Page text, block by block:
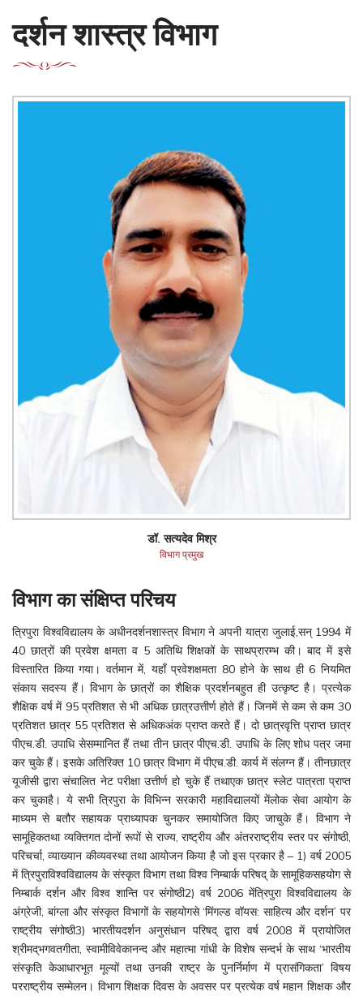
दर्शन शास्त्र विभाग
डॉ. सत्यदेव मिश्र
विभाग प्रमुख
विभाग का संक्षिप्त परिचय
त्रिपुरा विश्वविद्यालय के अधीनदर्शनशास्त्र विभाग ने अपनी यात्रा जुलाई,सन् 1994 में
40 छात्रों की प्रवेश क्षमता व 5 अतिथि शिक्षकों के साथप्रारम्भ की। बाद में इसे
विस्तारित किया गया। वर्तमान में, यहाँ प्रवेशक्षमता 80 होने के साथ ही 6 नियमित
संकाय सदस्य हैं। विभाग के छात्रों का शैक्षिक प्रदर्शनबहुत ही उत्कृष्ट है। प्रत्येक
शैक्षिक वर्ष में 95 प्रतिशत से भी अधिक छात्रउत्तीर्ण होते हैं। जिनमें से कम से कम 30
प्रतिशत छात्र 55 प्रतिशत से अधिकअंक प्राप्त करते हैं। दो छात्रवृत्ति प्राप्त छात्र
पीएच.डी. उपाधि सेसम्मानित हैं तथा तीन छात्र पीएच.डी. उपाधि के लिए शोध पत्र जमा
कर चुके हैं। इसके अतिरिक्त 10 छात्र विभाग में पीएच.डी. कार्य में संलग्न हैं। तीनछात्र
यूजीसी द्वारा संचालित नेट परीक्षा उत्तीर्ण हो चुके हैं तथाएक छात्र स्लेट पात्रता प्राप्त
कर चुकाहै। ये सभी त्रिपुरा के विभिन्न सरकारी महाविद्यालयों मेंलोक सेवा आयोग के
माध्यम से बतौर सहायक प्राध्यापक चुनकर समायोजित किए जाचुके हैं। विभाग ने
सामूहिकतथा व्यक्तिगत दोनों रूपों से राज्य, राष्ट्रीय और अंतरराष्ट्रीय स्तर पर संगोष्ठी,
परिचर्चा, व्याख्यान कीव्यवस्था तथा आयोजन किया है जो इस प्रकार है – 1) वर्ष 2005
में त्रिपुराविश्वविद्यालय के संस्कृत विभाग तथा विश्व निम्बार्क परिषद् के सामूहिकसहयोग से
निम्बार्क दर्शन और विश्व शान्ति पर संगोष्ठी2) वर्ष 2006 मेंत्रिपुरा विश्वविद्यालय के
अंग्रेजी, बांग्ला और संस्कृत विभागों के सहयोगसे ‘मिंगल्ड वॉयस: साहित्य और दर्शन’ पर
राष्ट्रीय संगोष्ठी3) भारतीयदर्शन अनुसंधान परिषद् द्वारा वर्ष 2008 में प्रायोजित
श्रीमद्‌भगवतगीता, स्वामीविवेकानन्द और महात्मा गांधी के विशेष सन्दर्भ के साथ ‘भारतीय
संस्कृति केआधारभूत मूल्यों तथा उनकी राष्ट्र के पुनर्निर्माण में प्रासंगिकता’ विषय
परराष्ट्रीय सम्मेलन। विभाग शिक्षक दिवस के अवसर पर प्रत्येक वर्ष महान शिक्षक और